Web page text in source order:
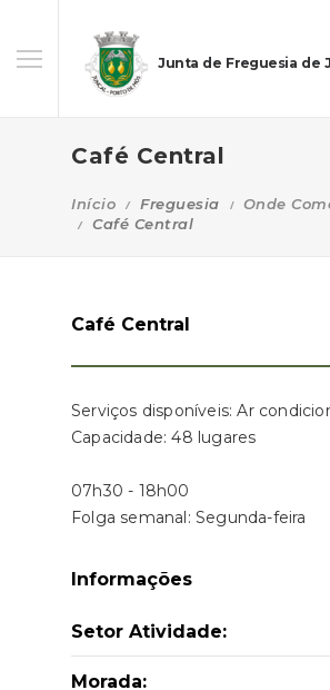
Junta de Freguesia de
Café Central
Início Freguesia
Onde
Café Central
Café Central
Serviços disponíveis: Ar
Capacidade: 48 lugares
07h30 - 18h00
Folga semanal: Segunda-feira
Informações
Setor Atividade:
Morada: